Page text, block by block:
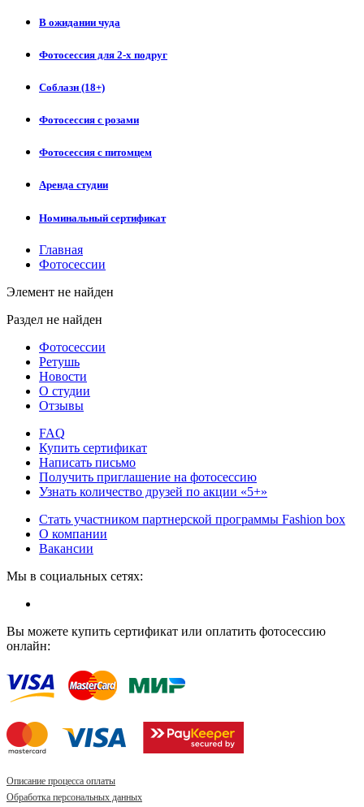
В ожидании чуда
Фотосессия для 2-х подруг
Соблазн (18+)
Фотосессия с розами
Фотосессия с питомцем
Аренда студии
Номинальный сертификат
Главная
Фотосессии
Элемент не найден
Раздел не найден
Фотосессии
Ретушь
Новости
О студии
Отзывы
FAQ
Купить сертификат
Написать письмо
Получить приглашение на фотосессию
Узнать количество друзей по акции «5+»
Стать участником партнерской программы Fashion box
О компании
Вакансии
Мы в социальных сетях:
Вы можете купить сертификат или оплатить фотосессию
онлайн:
Описание процесса оплаты
Обработка персональных данных